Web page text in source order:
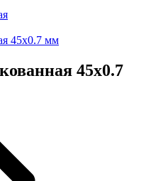
45x0.7 мм
45x0.7